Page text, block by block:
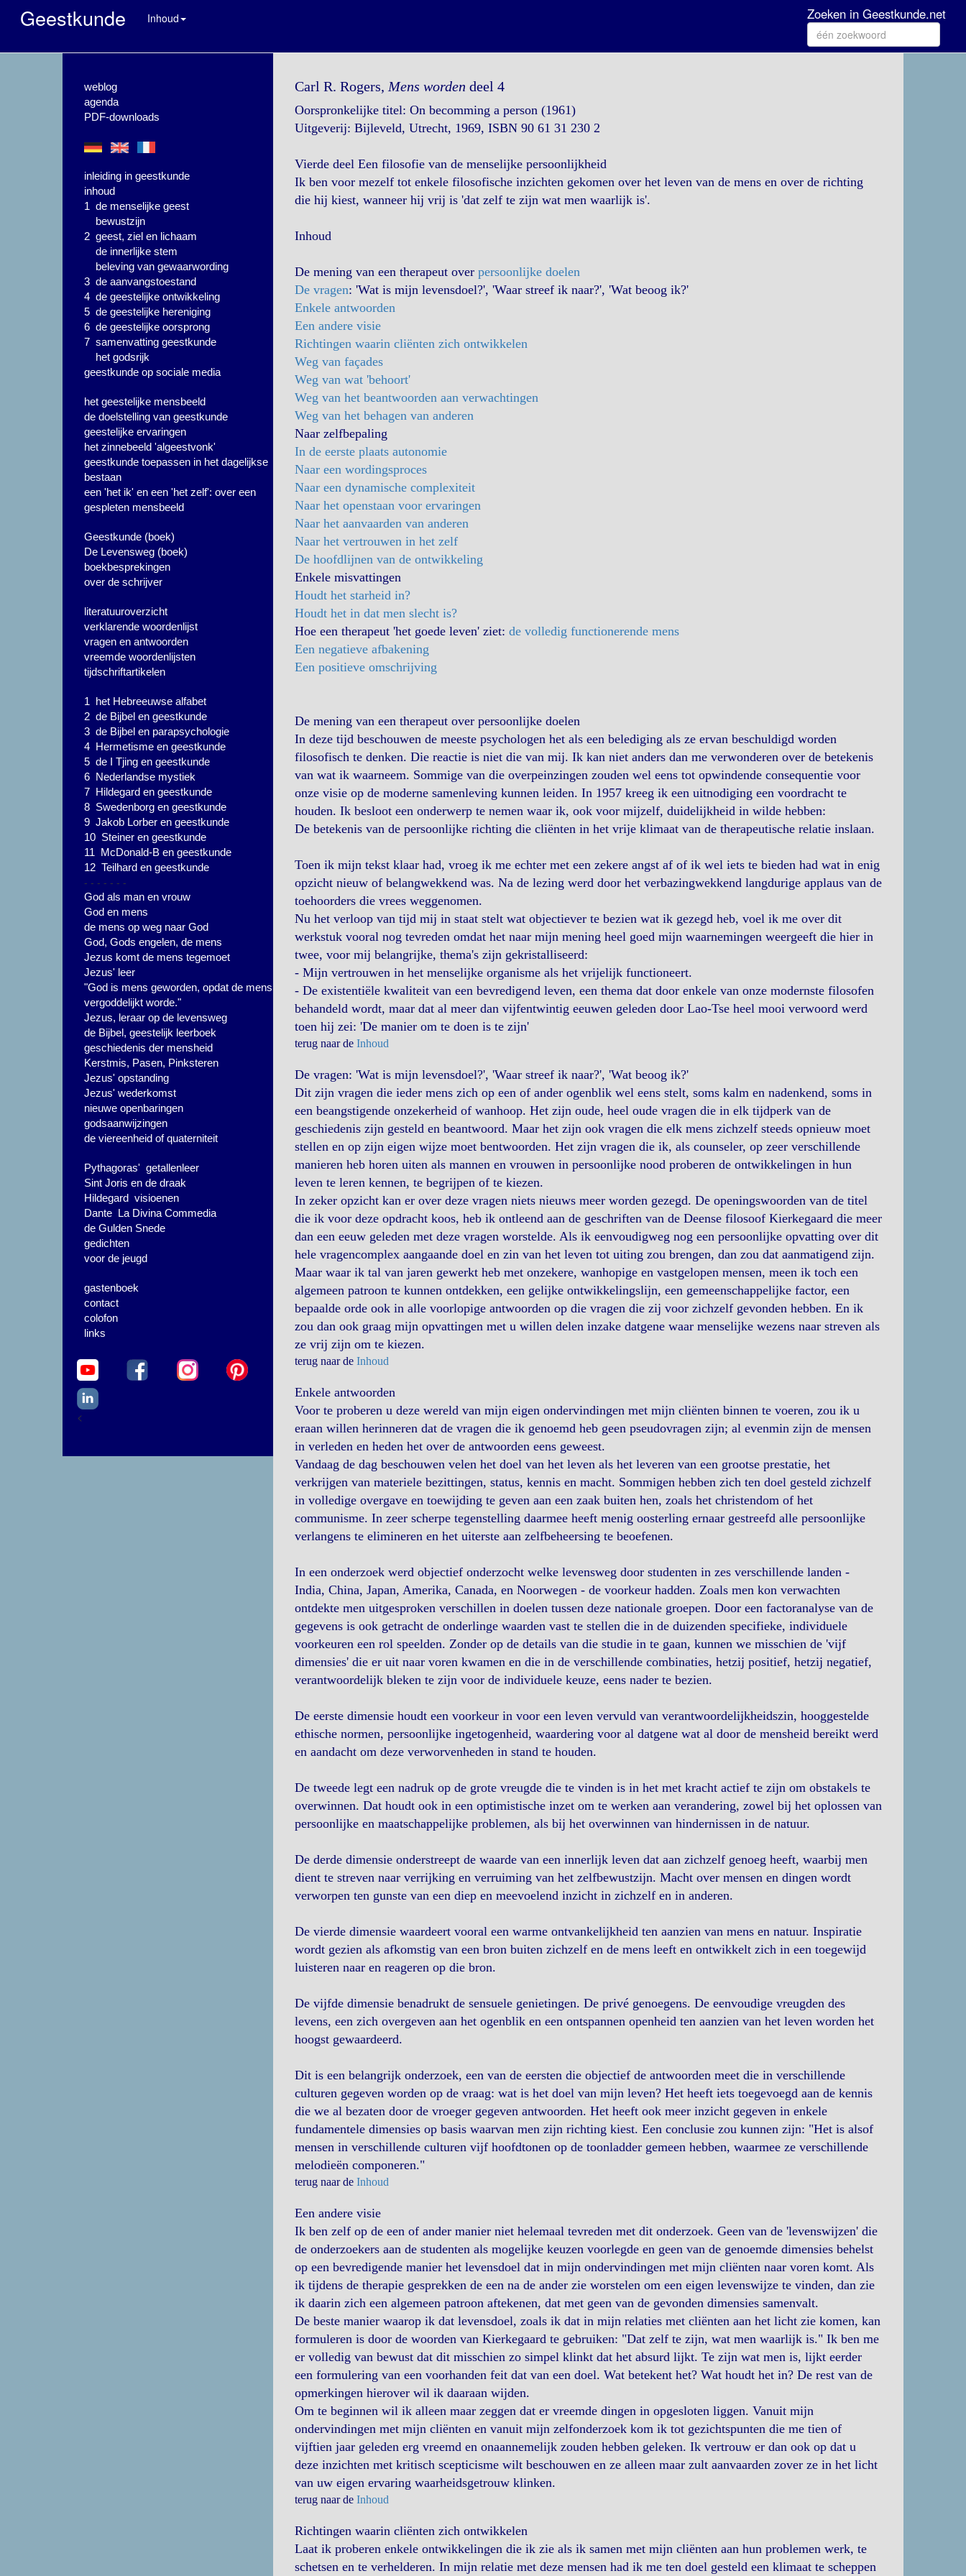
Geestkunde Inhoud Zoeken in Geestkunde.net
weblog
agenda
PDF-downloads
inleiding in geestkunde
inhoud
1 de menselijke geest
bewustzijn
2 geest, ziel en lichaam
de innerlijke stem
beleving van gewaarwording
3 de aanvangstoestand
4 de geestelijke ontwikkeling
5 de geestelijke hereniging
6 de geestelijke oorsprong
7 samenvatting geestkunde
het godsrijk
geestkunde op sociale media
het geestelijke mensbeeld
de doelstelling van geestkunde
geestelijke ervaringen
het zinnebeeld 'algeestvonk'
geestkunde toepassen in het dagelijkse
bestaan
een 'het ik' en een 'het zelf': over een
gespleten mensbeeld
Geestkunde (boek)
De Levensweg (boek)
boekbesprekingen
over de schrijver
literatuuroverzicht
verklarende woordenlijst
vragen en antwoorden
vreemde woordenlijsten
tijdschriftartikelen
1 het Hebreeuwse alfabet
2 de Bijbel en geestkunde
3 de Bijbel en parapsychologie
4 Hermetisme en geestkunde
5 de I Tjing en geestkunde
6 Nederlandse mystiek
7 Hildegard en geestkunde
8 Swedenborg en geestkunde
9 Jakob Lorber en geestkunde
10 Steiner en geestkunde
11 McDonald-B en geestkunde
12 Teilhard en geestkunde
- - - - - - -
God als man en vrouw
God en mens
de mens op weg naar God
God, Gods engelen, de mens
Jezus komt de mens tegemoet
Jezus' leer
"God is mens geworden, opdat de mens
vergoddelijkt worde."
Jezus, leraar op de levensweg
de Bijbel, geestelijk leerboek
geschiedenis der mensheid
Kerstmis, Pasen, Pinksteren
Jezus' opstanding
Jezus' wederkomst
nieuwe openbaringen
godsaanwijzingen
de viereenheid of quaterniteit
Pythagoras' getallenleer
Sint Joris en de draak
Hildegard visioenen
Dante La Divina Commedia
de Gulden Snede
gedichten
voor de jeugd
gastenboek
contact
colofon
links
<
Carl R. Rogers, Mens worden deel 4
Oorspronkelijke titel: On becomming a person (1961)
Uitgeverij: Bijleveld, Utrecht, 1969, ISBN 90 61 31 230 2
Vierde deel Een filosofie van de menselijke persoonlijkheid
Ik ben voor mezelf tot enkele filosofische inzichten gekomen over het leven van de mens en over de richting
die hij kiest, wanneer hij vrij is 'dat zelf te zijn wat men waarlijk is'.
Inhoud
De mening van een therapeut over persoonlijke doelen
De vragen: 'Wat is mijn levensdoel?', 'Waar streef ik naar?', 'Wat beoog ik?'
Enkele antwoorden
Een andere visie
Richtingen waarin cliënten zich ontwikkelen
Weg van façades
Weg van wat 'behoort'
Weg van het beantwoorden aan verwachtingen
Weg van het behagen van anderen
Naar zelfbepaling
In de eerste plaats autonomie
Naar een wordingsproces
Naar een dynamische complexiteit
Naar het openstaan voor ervaringen
Naar het aanvaarden van anderen
Naar het vertrouwen in het zelf
De hoofdlijnen van de ontwikkeling
Enkele misvattingen
Houdt het starheid in?
Houdt het in dat men slecht is?
Hoe een therapeut 'het goede leven' ziet: de volledig functionerende mens
Een negatieve afbakening
Een positieve omschrijving
De mening van een therapeut over persoonlijke doelen
In deze tijd beschouwen de meeste psychologen het als een belediging als ze ervan beschuldigd worden
filosofisch te denken. Die reactie is niet die van mij. Ik kan niet anders dan me verwonderen over de betekenis
van wat ik waarneem. Sommige van die overpeinzingen zouden wel eens tot opwindende consequentie voor
onze visie op de moderne samenleving kunnen leiden. In 1957 kreeg ik een uitnodiging een voordracht te
houden. Ik besloot een onderwerp te nemen waar ik, ook voor mijzelf, duidelijkheid in wilde hebben:
De betekenis van de persoonlijke richting die cliënten in het vrije klimaat van de therapeutische relatie inslaan.
Toen ik mijn tekst klaar had, vroeg ik me echter met een zekere angst af of ik wel iets te bieden had wat in enig
opzicht nieuw of belangwekkend was. Na de lezing werd door het verbazingwekkend langdurige applaus van de
toehoorders die vrees weggenomen.
Nu het verloop van tijd mij in staat stelt wat objectiever te bezien wat ik gezegd heb, voel ik me over dit
werkstuk vooral nog tevreden omdat het naar mijn mening heel goed mijn waarnemingen weergeeft die hier in
twee, voor mij belangrijke, thema's zijn gekristalliseerd:
- Mijn vertrouwen in het menselijke organisme als het vrijelijk functioneert.
- De existentiële kwaliteit van een bevredigend leven, een thema dat door enkele van onze modernste filosofen
behandeld wordt, maar dat al meer dan vijfentwintig eeuwen geleden door Lao-Tse heel mooi verwoord werd
toen hij zei: 'De manier om te doen is te zijn'
terug naar de Inhoud
De vragen: 'Wat is mijn levensdoel?', 'Waar streef ik naar?', 'Wat beoog ik?'
Dit zijn vragen die ieder mens zich op een of ander ogenblik wel eens stelt, soms kalm en nadenkend, soms in
een beangstigende onzekerheid of wanhoop. Het zijn oude, heel oude vragen die in elk tijdperk van de
geschiedenis zijn gesteld en beantwoord. Maar het zijn ook vragen die elk mens zichzelf steeds opnieuw moet
stellen en op zijn eigen wijze moet bentwoorden. Het zijn vragen die ik, als counseler, op zeer verschillende
manieren heb horen uiten als mannen en vrouwen in persoonlijke nood proberen de ontwikkelingen in hun
leven te leren kennen, te begrijpen of te kiezen.
In zeker opzicht kan er over deze vragen niets nieuws meer worden gezegd. De openingswoorden van de titel
die ik voor deze opdracht koos, heb ik ontleend aan de geschriften van de Deense filosoof Kierkegaard die meer
dan een eeuw geleden met deze vragen worstelde. Als ik eenvoudigweg nog een persoonlijke opvatting over dit
hele vragencomplex aangaande doel en zin van het leven tot uiting zou brengen, dan zou dat aanmatigend zijn.
Maar waar ik tal van jaren gewerkt heb met onzekere, wanhopige en vastgelopen mensen, meen ik toch een
algemeen patroon te kunnen ontdekken, een gelijke ontwikkelingslijn, een gemeenschappelijke factor, een
bepaalde orde ook in alle voorlopige antwoorden op die vragen die zij voor zichzelf gevonden hebben. En ik
zou dan ook graag mijn opvattingen met u willen delen inzake datgene waar menselijke wezens naar streven als
ze vrij zijn om te kiezen.
terug naar de Inhoud
Enkele antwoorden
Voor te proberen u deze wereld van mijn eigen ondervindingen met mijn cliënten binnen te voeren, zou ik u
eraan willen herinneren dat de vragen die ik genoemd heb geen pseudovragen zijn; al evenmin zijn de mensen
in verleden en heden het over de antwoorden eens geweest.
Vandaag de dag beschouwen velen het doel van het leven als het leveren van een grootse prestatie, het
verkrijgen van materiele bezittingen, status, kennis en macht. Sommigen hebben zich ten doel gesteld zichzelf
in volledige overgave en toewijding te geven aan een zaak buiten hen, zoals het christendom of het
communisme. In zeer scherpe tegenstelling daarmee heeft menig oosterling ernaar gestreefd alle persoonlijke
verlangens te elimineren en het uiterste aan zelfbeheersing te beoefenen.
In een onderzoek werd objectief onderzocht welke levensweg door studenten in zes verschillende landen -
India, China, Japan, Amerika, Canada, en Noorwegen - de voorkeur hadden. Zoals men kon verwachten
ontdekte men uitgesproken verschillen in doelen tussen deze nationale groepen. Door een factoranalyse van de
gegevens is ook getracht de onderlinge waarden vast te stellen die in de duizenden specifieke, individuele
voorkeuren een rol speelden. Zonder op de details van die studie in te gaan, kunnen we misschien de 'vijf
dimensies' die er uit naar voren kwamen en die in de verschillende combinaties, hetzij positief, hetzij negatief,
verantwoordelijk bleken te zijn voor de individuele keuze, eens nader te bezien.
De eerste dimensie houdt een voorkeur in voor een leven vervuld van verantwoordelijkheidszin, hooggestelde
ethische normen, persoonlijke ingetogenheid, waardering voor al datgene wat al door de mensheid bereikt werd
en aandacht om deze verworvenheden in stand te houden.
De tweede legt een nadruk op de grote vreugde die te vinden is in het met kracht actief te zijn om obstakels te
overwinnen. Dat houdt ook in een optimistische inzet om te werken aan verandering, zowel bij het oplossen van
persoonlijke en maatschappelijke problemen, als bij het overwinnen van hindernissen in de natuur.
De derde dimensie onderstreept de waarde van een innerlijk leven dat aan zichzelf genoeg heeft, waarbij men
dient te streven naar verrijking en verruiming van het zelfbewustzijn. Macht over mensen en dingen wordt
verworpen ten gunste van een diep en meevoelend inzicht in zichzelf en in anderen.
De vierde dimensie waardeert vooral een warme ontvankelijkheid ten aanzien van mens en natuur. Inspiratie
wordt gezien als afkomstig van een bron buiten zichzelf en de mens leeft en ontwikkelt zich in een toegewijd
luisteren naar en reageren op die bron.
De vijfde dimensie benadrukt de sensuele genietingen. De privé genoegens. De eenvoudige vreugden des
levens, een zich overgeven aan het ogenblik en een ontspannen openheid ten aanzien van het leven worden het
hoogst gewaardeerd.
Dit is een belangrijk onderzoek, een van de eersten die objectief de antwoorden meet die in verschillende
culturen gegeven worden op de vraag: wat is het doel van mijn leven? Het heeft iets toegevoegd aan de kennis
die we al bezaten door de vroeger gegeven antwoorden. Het heeft ook meer inzicht gegeven in enkele
fundamentele dimensies op basis waarvan men zijn richting kiest. Een conclusie zou kunnen zijn: "Het is alsof
mensen in verschillende culturen vijf hoofdtonen op de toonladder gemeen hebben, waarmee ze verschillende
melodieën componeren."
terug naar de Inhoud
Een andere visie
Ik ben zelf op de een of ander manier niet helemaal tevreden met dit onderzoek. Geen van de 'levenswijzen' die
de onderzoekers aan de studenten als mogelijke keuzen voorlegde en geen van de genoemde dimensies behelst
op een bevredigende manier het levensdoel dat in mijn ondervindingen met mijn cliënten naar voren komt. Als
ik tijdens de therapie gesprekken de een na de ander zie worstelen om een eigen levenswijze te vinden, dan zie
ik daarin zich een algemeen patroon aftekenen, dat met geen van de gevonden dimensies samenvalt.
De beste manier waarop ik dat levensdoel, zoals ik dat in mijn relaties met cliënten aan het licht zie komen, kan
formuleren is door de woorden van Kierkegaard te gebruiken: "Dat zelf te zijn, wat men waarlijk is." Ik ben me
er volledig van bewust dat dit misschien zo simpel klinkt dat het absurd lijkt. Te zijn wat men is, lijkt eerder
een formulering van een voorhanden feit dat van een doel. Wat betekent het? Wat houdt het in? De rest van de
opmerkingen hierover wil ik daaraan wijden.
Om te beginnen wil ik alleen maar zeggen dat er vreemde dingen in opgesloten liggen. Vanuit mijn
ondervindingen met mijn cliënten en vanuit mijn zelfonderzoek kom ik tot gezichtspunten die me tien of
vijftien jaar geleden erg vreemd en onaannemelijk zouden hebben geleken. Ik vertrouw er dan ook op dat u
deze inzichten met kritisch scepticisme wilt beschouwen en ze alleen maar zult aanvaarden zover ze in het licht
van uw eigen ervaring waarheidsgetrouw klinken.
terug naar de Inhoud
Richtingen waarin cliënten zich ontwikkelen
Laat ik proberen enkele ontwikkelingen die ik zie als ik samen met mijn cliënten aan hun problemen werk, te
schetsen en te verhelderen. In mijn relatie met deze mensen had ik me ten doel gesteld een klimaat te scheppen